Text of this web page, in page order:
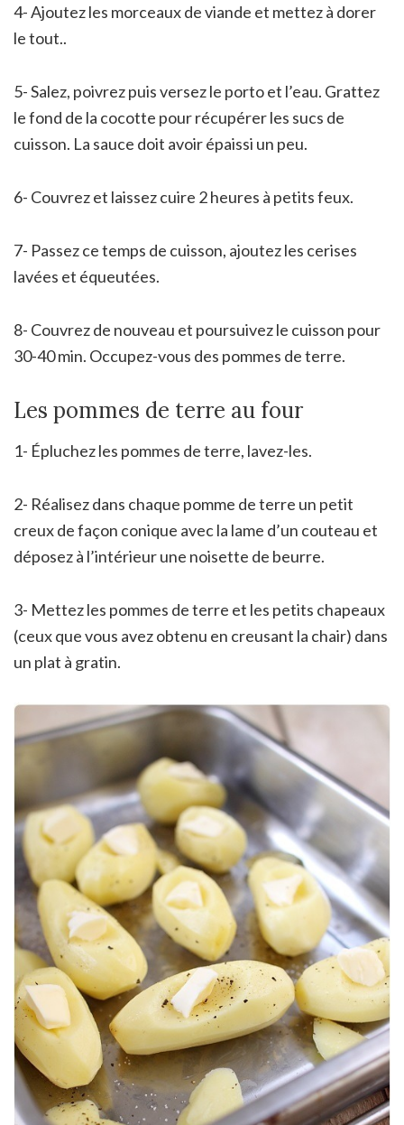
4- Ajoutez les morceaux de viande et mettez à dorer
le tout..
5- Salez, poivrez puis versez le porto et l’eau. Grattez
le fond de la cocotte pour récupérer les sucs de
cuisson. La sauce doit avoir épaissi un peu.
6- Couvrez et laissez cuire 2 heures à petits feux.
7- Passez ce temps de cuisson, ajoutez les cerises
lavées et équeutées.
8- Couvrez de nouveau et poursuivez le cuisson pour
30-40 min. Occupez-vous des pommes de terre.
Les pommes de terre au four
1- Épluchez les pommes de terre, lavez-les.
2- Réalisez dans chaque pomme de terre un petit
creux de façon conique avec la lame d’un couteau et
déposez à l’intérieur une noisette de beurre.
3- Mettez les pommes de terre et les petits chapeaux
(ceux que vous avez obtenu en creusant la chair) dans
un plat à gratin.